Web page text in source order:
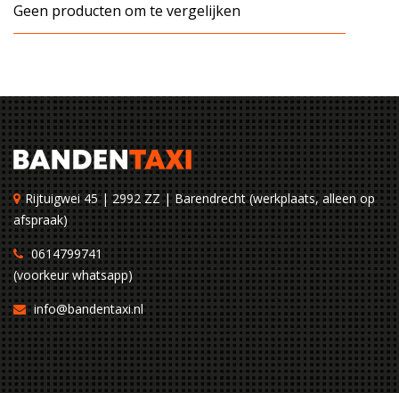
Geen producten om te vergelijken
Rijtuigwei 45 | 2992 ZZ | Barendrecht (werkplaats, alleen op
afspraak)
0614799741
(voorkeur whatsapp)
info@bandentaxi.nl